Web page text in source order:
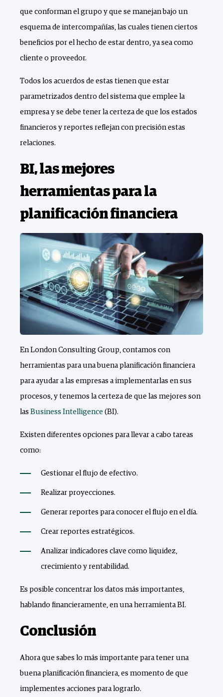
que conforman el grupo y que se manejan bajo un
esquema de intercompañías, las cuales tienen ciertos
beneficios por el hecho de estar dentro, ya sea como
cliente o proveedor.
Todos los acuerdos de estas tienen que estar
parametrizados dentro del sistema que emplee la
empresa y se debe tener la certeza de que los estados
financieros y reportes reflejan con precisión estas
relaciones.
BI, las mejores
herramientas para la
planificación financiera
En London Consulting Group, contamos con
herramientas para una buena planificación financiera
para ayudar a las empresas a implementarlas en sus
procesos, y tenemos la certeza de que las mejores son
las Business Intelligence (BI).
Existen diferentes opciones para llevar a cabo tareas
como:
Gestionar el flujo de efectivo.
Realizar proyecciones.
Generar reportes para conocer el flujo en el día.
Crear reportes estratégicos.
Analizar indicadores clave como liquidez,
crecimiento y rentabilidad.
Es posible concentrar los datos más importantes,
hablando financieramente, en una herramienta BI.
Conclusión
Ahora que sabes lo más importante para tener una
buena planificación financiera, es momento de que
implementes acciones para lograrlo.